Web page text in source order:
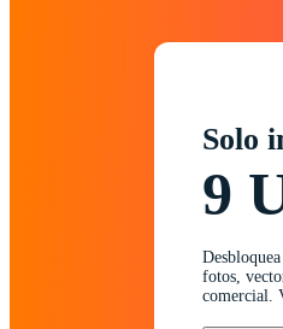
Solo
9
fotos,
comercial.